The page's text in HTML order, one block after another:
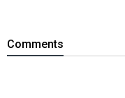
Comments